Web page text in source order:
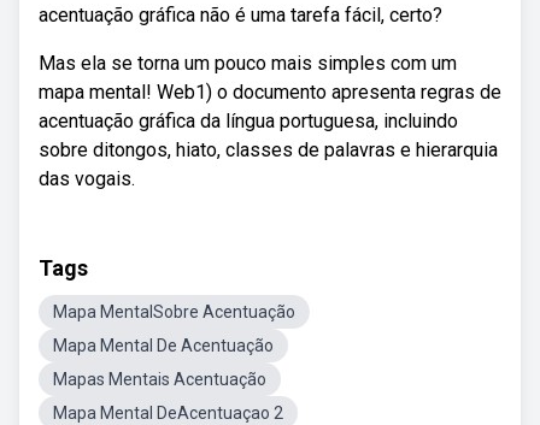
acentuação gráfica não é uma tarefa fácil, certo?
Mas ela se torna um pouco mais simples com um
mapa mental! Web1) o documento apresenta regras de
acentuação gráfica da língua portuguesa, incluindo
sobre ditongos, hiato, classes de palavras e hierarquia
das vogais.
Tags
Mapa MentalSobre Acentuação
Mapa Mental De Acentuação
Mapas Mentais Acentuação
Mapa Mental DeAcentuaçao 2